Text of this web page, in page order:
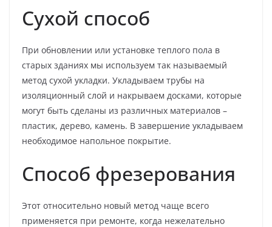
Сухой способ
При обновлении или установке теплого пола в
старых зданиях мы используем так называемый
метод сухой укладки. Укладываем трубы на
изоляционный слой и накрываем досками, которые
могут быть сделаны из различных материалов –
пластик, дерево, камень. В завершение укладываем
необходимое напольное покрытие.
Способ фрезерования
Этот относительно новый метод чаще всего
применяется при ремонте, когда нежелательно